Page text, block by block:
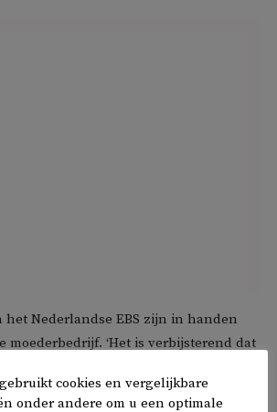
Nederlandse EBS zijn in handen
moederbedrijf. ‘Het is verbijsterend dat
bedrijven uit, vanwege de invasie
cookies en vergelijkbare
onder andere om u een optimale